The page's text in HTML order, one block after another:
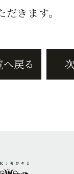
きます。
へ戻る